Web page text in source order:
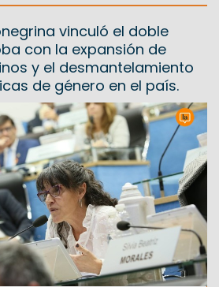
vinculó el doble
con la expansión de
y el desmantelamiento
de género en el país.